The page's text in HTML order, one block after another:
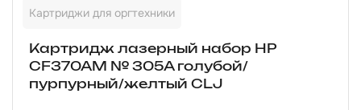
Картриджи для оргтехники
Картридж лазерный набор HP
CF370AM № 305A голубой/
пурпурный/желтый CLJ